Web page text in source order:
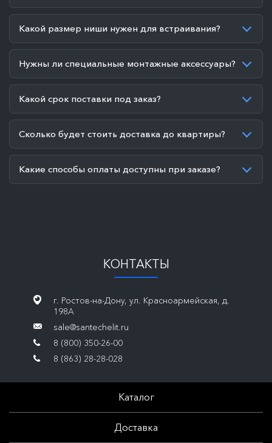
Какой размер ниши нужен для встраивания?
Нужны ли специальные монтажные аксессуары?
Какой срок поставки под заказ?
Сколько будет стоить доставка до квартиры?
Какие способы оплаты доступны при заказе?
КОНТАКТЫ
г. Ростов-на-Дону, ул. Красноармейская, д.
198А
sale@santechelit.ru
8 (800) 350-26-00
8 (863) 28-28-028
Каталог
Доставка